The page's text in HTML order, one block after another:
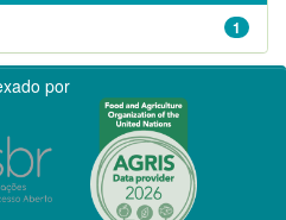
1
por